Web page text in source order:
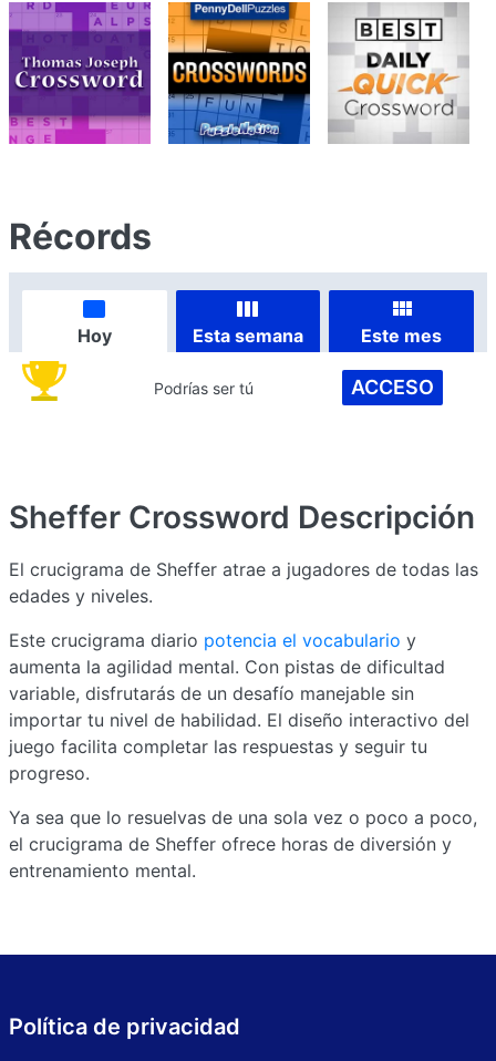
Récords
Hoy Esta semana Este mes
Podrías ser tú ACCESO
Sheffer Crossword Descripción
El crucigrama de Sheffer atrae a jugadores de todas las
edades y niveles.
Este crucigrama diario potencia el vocabulario y
aumenta la agilidad mental. Con pistas de dificultad
variable, disfrutarás de un desafío manejable sin
importar tu nivel de habilidad. El diseño interactivo del
juego facilita completar las respuestas y seguir tu
progreso.
Ya sea que lo resuelvas de una sola vez o poco a poco,
el crucigrama de Sheffer ofrece horas de diversión y
entrenamiento mental.
Política de privacidad